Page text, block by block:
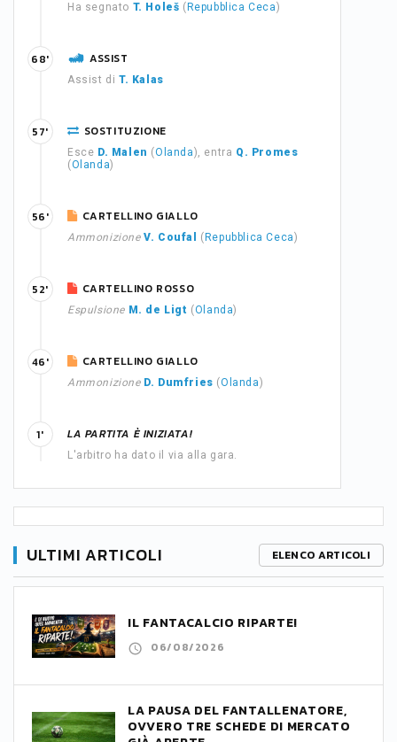
Ha segnato T. Holeš ( Repubblica Ceca)
ASSIST
Assist di T. Kalas
68'
SOSTITUZIONE
Esce D. Malen (Olanda), entra Q. Promes
(Olanda)
57'
CARTELLINO GIALLO
Ammonizione V. Coufal ( Repubblica Ceca)
56'
CARTELLINO ROSSO
Espulsione M. de Ligt (Olanda)
52'
CARTELLINO GIALLO
Ammonizione D. Dumfries (Olanda)
46'
LA PARTITA È INIZIATA!
L'arbitro ha dato il via alla gara.
1'
ULTIMI ARTICOLI ELENCO ARTICOLI
IL FANTACALCIO RIPARTE!
06/08/2026
LA PAUSA DEL FANTALLENATORE,
OVVERO TRE SCHEDE DI MERCATO